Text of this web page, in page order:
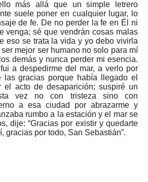
más allá que un simple letrero
suele poner en cualquier lugar, lo
de fe. De no perder la fe en Él ni
venga; sé que vendrán cosas malas
eso se trata la vida y yo debo vivirla
mejor ser humano no solo para mí
demás y nunca perder mi esencia.
a despedirme del mar, a verlo por
las gracias porque había llegado el
el acto de desaparición; suspiré un
vez no con tristeza sino con
a esa ciudad por abrazarme y
rumbo a la estación y el mar se
dije: “Gracias por existir y quedarte
gracias por todo, San Sebastián”.